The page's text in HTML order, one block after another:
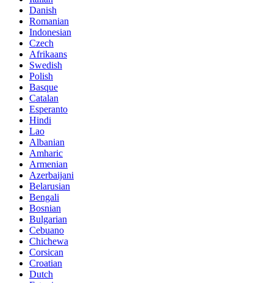
Danish
Romanian
Indonesian
Czech
Afrikaans
Swedish
Polish
Basque
Catalan
Esperanto
Hindi
Lao
Albanian
Amharic
Armenian
Azerbaijani
Belarusian
Bengali
Bosnian
Bulgarian
Cebuano
Chichewa
Corsican
Croatian
Dutch